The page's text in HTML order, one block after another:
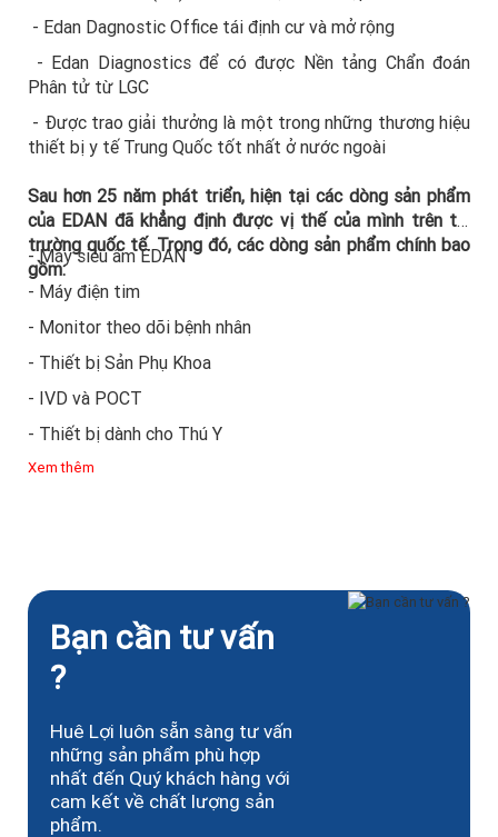
- Edan Dagnostic Office tái định cư và mở rộng
- Edan Diagnostics để có được Nền tảng Chẩn đoán
Phân tử từ LGC
- Được trao giải thưởng là một trong những thương hiệu
thiết bị y tế Trung Quốc tốt nhất ở nước ngoài
Sau hơn 25 năm phát triển, hiện tại các dòng sản phẩm
của EDAN đã khẳng định được vị thế của mình trên thị
trường quốc tế. Trong đó, các dòng sản phẩm chính bao
gồm:
- Máy siêu âm EDAN
- Máy điện tim
- Monitor theo dõi bệnh nhân
- Thiết bị Sản Phụ Khoa
- IVD và POCT
- Thiết bị dành cho Thú Y
Xem thêm
Bạn cần tư vấn
?
Huê Lợi luôn sẵn sàng tư vấn
những sản phẩm phù hợp
nhất đến Quý khách hàng với
cam kết về chất lượng sản
phẩm.